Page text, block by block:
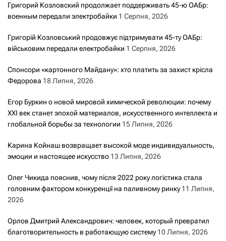
Григорий Козловский продолжает поддерживать 45-ю ОАБр:
военным передали электробайки 1 Серпня, 2026
Григорій Козловський продовжує підтримувати 45-ту ОАБр:
військовим передали електробайки 1 Серпня, 2026
Спонсори «картонного Майдану»: хто платить за захист крісла
Федорова 18 Липня, 2026
Егор Буркин о новой мировой химической революции: почему
XXI век станет эпохой материалов, искусственного интеллекта и
глобальной борьбы за технологии 15 Липня, 2026
Карина Койнаш возвращает высокой моде индивидуальность,
эмоции и настоящее искусство 13 Липня, 2026
Олег Чикида пояснив, чому після 2022 року логістика стала
головним фактором конкуренції на паливному ринку 11 Липня,
2026
Орлов Дмитрий Александрович: человек, который превратил
благотворительность в работающую систему 10 Липня, 2026